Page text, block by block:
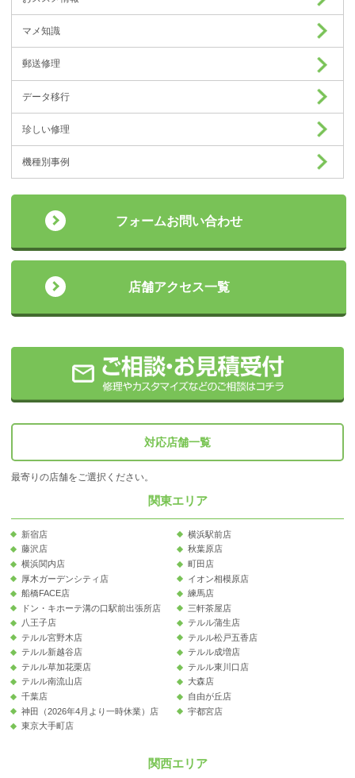
マメ知識
郵送修理
データ移行
珍しい修理
機種別事例
フォームお問い合わせ
店舗アクセス一覧
対応店舗一覧
最寄りの店舗をご選択ください。
関東エリア
新宿店
横浜駅前店
藤沢店
秋葉原店
横浜関内店
町田店
厚木ガーデンシティ店
イオン相模原店
船橋FACE店
練馬店
ドン・キホーテ溝の口駅前出張所店
三軒茶屋店
八王子店
テルル蒲生店
テルル宮野木店
テルル松戸五香店
テルル新越谷店
テルル成増店
テルル草加花栗店
テルル東川口店
テルル南流山店
大森店
千葉店
自由が丘店
神田（2026年4月より一時休業）店
宇都宮店
東京大手町店
関西エリア